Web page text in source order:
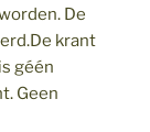
De
krant
géén
Geen